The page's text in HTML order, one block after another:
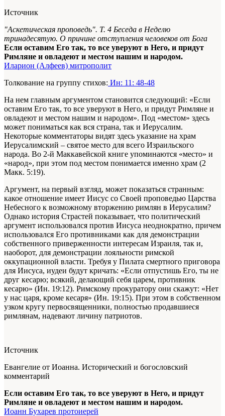
Источник
"Аскетическая проповедь". Т. 4 Беседа в Неделю
тринадесятую. О причине отступления человеков от Бога
Если оставим Его так, то все уверуют в Него, и придут
Римляне и овладеют и местом нашим и народом.
Иларион (Алфеев) митрополит
Толкование на группу стихов: Ин: 11: 48-48
На нем главным аргументом становится следующий: «Если
оставим Его так, то все уверуют в Него, и придут Римляне и
овладеют и местом нашим и народом». Под «местом» здесь
может пониматься как вся страна, так и Иерусалим.
Некоторые комментаторы видят здесь указание на храм
Иерусалимский – святое место для всего Израильского
народа. Во 2-й Маккавейской книге упоминаются «место» и
«народ», при этом под местом понимается именно храм (2
Макк. 5:19).
Аргумент, на первый взгляд, может показаться странным:
какое отношение имеет Иисус со Своей проповедью Царства
Небесного к возможному вторжению римлян в Иерусалим?
Однако история Страстей показывает, что политический
аргумент использовался против Иисуса неоднократно, причем
использовался Его противниками как для демонстрации
собственного приверженности интересам Израиля, так и,
наоборот, для демонстрации лояльности римской
оккупационной власти. Требуя у Пилата смертного приговора
для Иисуса, иудеи будут кричать: «Если отпустишь Его, ты не
друг кесарю; всякий, делающий себя царем, противник
кесарю» (Ин. 19:12). Римскому прокуратору они скажут: «Нет
у нас царя, кроме кесаря» (Ин. 19:15). При этом в собственном
узком кругу первосвященники, полностью продавшиеся
римлянам, надевают личину патриотов.
Источник
Евангелие от Иоанна. Исторический и богословский
комментарий
Если оставим Его так, то все уверуют в Него, и придут
Римляне и овладеют и местом нашим и народом.
Иоанн Бухарев протоиерей